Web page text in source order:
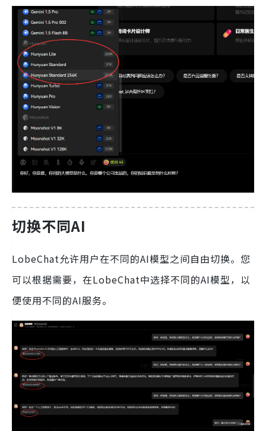
切换不同AI
LobeChat允许用户在不同的AI模型之间自由切换。您
可以根据需要，在LobeChat中选择不同的AI模型，以
便使用不同的AI服务。